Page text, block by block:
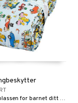
Gjør soveplassen for barnet ditt til et trygt og koselig sted.